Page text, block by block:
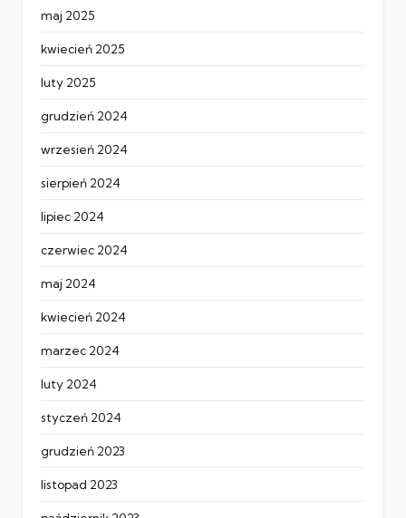
maj 2025
kwiecień 2025
luty 2025
grudzień 2024
wrzesień 2024
sierpień 2024
lipiec 2024
czerwiec 2024
maj 2024
kwiecień 2024
marzec 2024
luty 2024
styczeń 2024
grudzień 2023
listopad 2023